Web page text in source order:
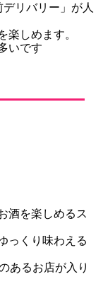
リバリー」が人
しめます。
いです
酒を楽しめるス
っくり味わえる
あるお店が入り